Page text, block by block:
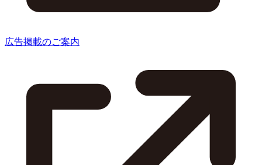
広告掲載のご案内